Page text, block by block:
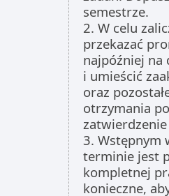
semestrze.
2. W celu
przekazać
najpóźniej na
i umieścić
oraz
otrzymania
3. Wstępnym
terminie jest
kompletnej
konieczne,